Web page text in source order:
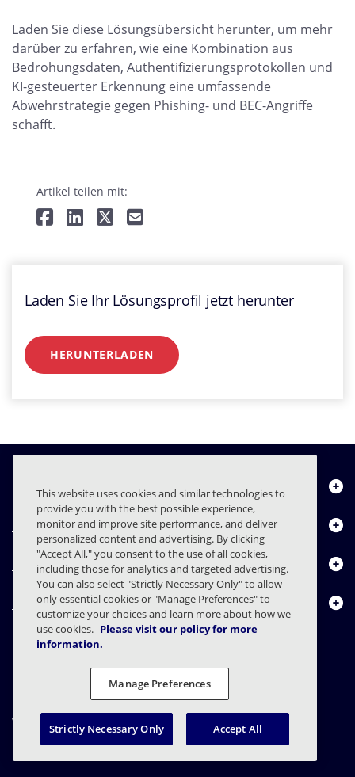
Laden Sie diese Lösungsübersicht herunter, um mehr
darüber zu erfahren, wie eine Kombination aus
Bedrohungsdaten, Authentifizierungsprotokollen und
KI-gesteuerter Erkennung eine umfassende
Abwehrstrategie gegen Phishing- und BEC-Angriffe
schafft.
Artikel teilen mit:
Laden Sie Ihr Lösungsprofil jetzt herunter
HERUNTERLADEN
Über uns
Produkte
Ressourcencenter
Kontakt
Datenschutzerklärung
Recht
Einstellungen für den Datenschutz
Verantwortungsvolle Offenlegung
© 2003 - 2026 Mimecast Services Limited
This website uses cookies and similar technologies to
provide you with the best possible experience,
monitor and improve site performance, and deliver
personalized content and advertising. By clicking
"Accept All," you consent to the use of all cookies,
including those for analytics and targeted advertising.
You can also select "Strictly Necessary Only" to allow
only essential cookies or "Manage Preferences" to
customize your choices and learn more about how we
use cookies. Please visit our policy for more
information.
Manage Preferences
Strictly Necessary Only Accept All